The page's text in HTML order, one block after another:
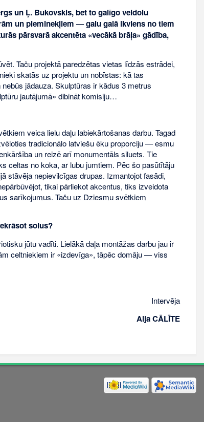
un Ļ. Bukovskis, bet to galīgo veidolu
un pieminekļiem — galu galā ikviens no tiem
pārsvarā akcentēta «vecākā brāļa» gādība,
Taču projektā paredzētas vietas līdzās estrādei,
skatās uz projektu un nobīstas: kā tas
jādauza. Skulptūras ir kādus 3 metrus
jautājumā» dibināt komisiju…
veica lielu daļu labiekārtošanas darbu. Tagad
tradicionālo latviešu ēku proporciju — esmu
un reizē arī monumentāls siluets. Tie
celtas no koka, ar lubu jumtiem. Pēc šo pasūtītāju
stāvēja nepievilcīgas drupas. Izmantojot fasādi,
tikai pārliekot akcentus, tiks izveidota
sarīkojumus. Taču uz Dziesmu svētkiem
solus?
jūtu vadīti. Lielākā daļa montāžas darbu jau ir
celtniekiem ir «izdevīga», tāpēc domāju — viss
Intervēja
Aija CĀLĪTE